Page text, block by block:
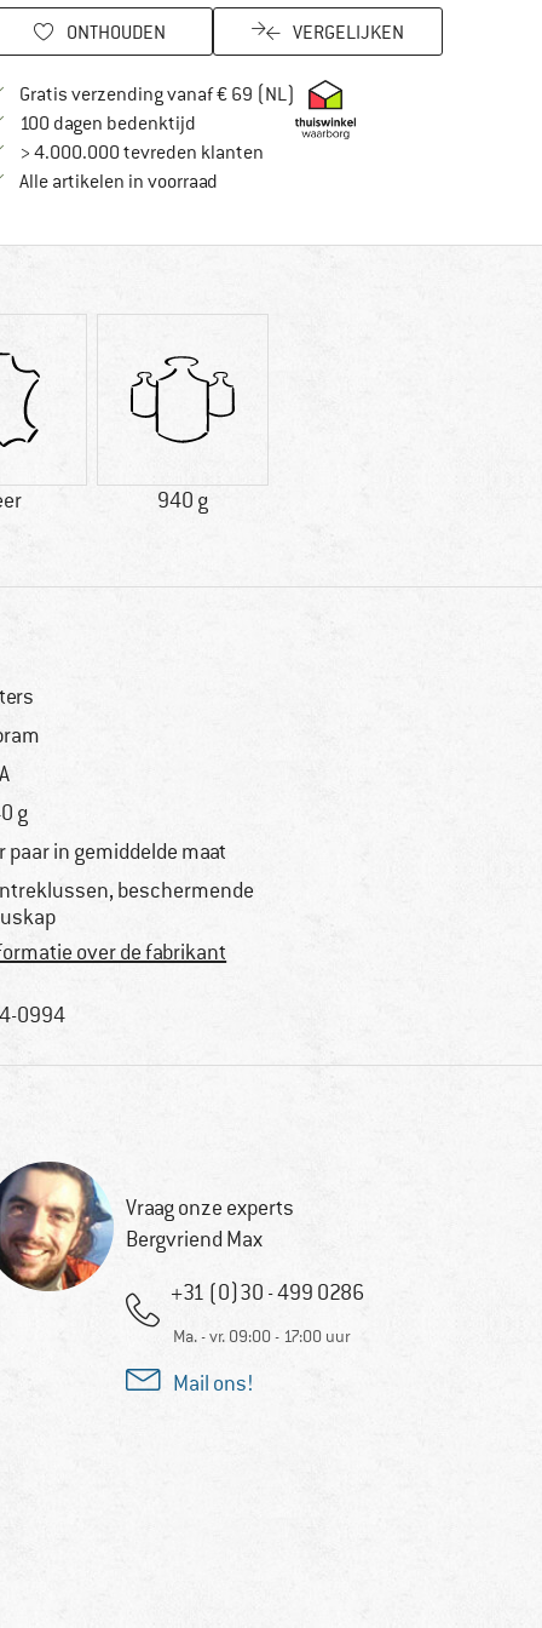
ONTHOUDEN VERGELIJKEN
Gratis verzending vanaf € 69 (NL) Vind hier de
100 dagen bedenktijdVind de betalingsinformatie hier! Opent in
> 4.000.000 tevreden klanten
Alle artikelen in voorraad
940 g
g
paar in gemiddelde maat
beschermende
over de fabrikant
0994
Vraag onze experts
Bergvriend Max
+31 (0)30 - 499 0286
Ma. - vr. 09:00 - 17:00 uur
Mail ons!